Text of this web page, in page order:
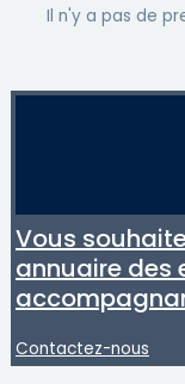
Il n'y a pas de
Vous
annuaire des
Contactez-nous